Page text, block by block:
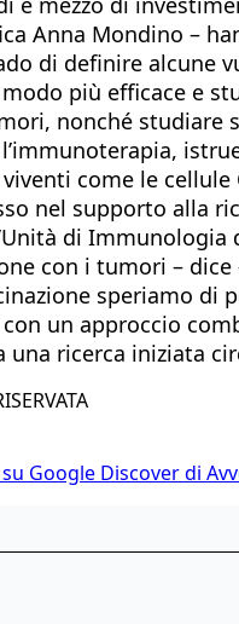
Anna Mondino –
di definire alcune
più efficace e
nonché studiare
come le
nel supporto alla
di
con i tumori –
speriamo
un approccio
una ricerca iniziata
Google Discover di